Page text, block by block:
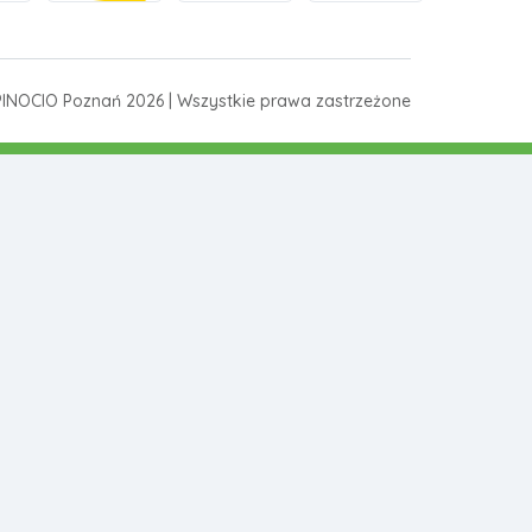
Poznań 2026 | Wszystkie prawa zastrzeżone